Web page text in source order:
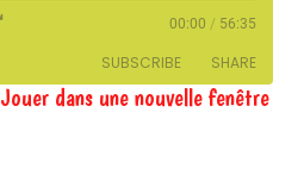
00:00 / 56:35
SUBSCRIBE SHARE
Jouer dans une nouvelle fenêtre